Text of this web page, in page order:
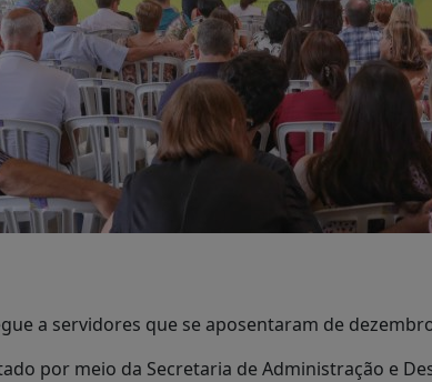
a servidores que se aposentaram de
por meio da Secretaria de Administração e